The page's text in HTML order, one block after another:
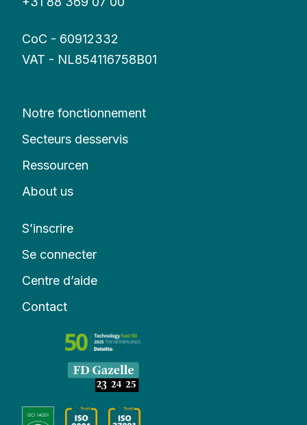
CoC - 60912332
VAT - NL854116758B01
Notre fonctionnement
Secteurs desservis
Ressourcen
About us
S’inscrire
Se connecter
Centre d’aide
Contact